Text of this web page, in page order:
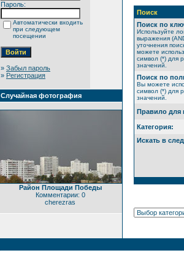
Пароль:
Автоматически входить
при следующем
посещении
» Забыл пароль
» Регистрация
Случайная фотография
Район Площади Победы
Комментарии: 0
cherezras
Поиск
Поиск по
Используйте
выражения
уточнения
можете
символ (*) для
значений.
Поиск по
Вы можете
символ (*) для
значений.
Правило для
Категория:
Искать в